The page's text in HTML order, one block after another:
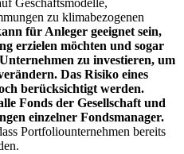
Geschäftsmodelle,
zu klimabezogenen
für Anleger geeignet sein,
erzielen möchten und sogar
zu investieren, um
Das Risiko eines
berücksichtigt werden.
Fonds der Gesellschaft und
einzelner Fondsmanager.
Portfoliounternehmen bereits